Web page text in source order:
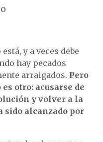
y a veces debe
hay pecados
arraigados. Pero
otro: acusarse de
y volver a la
sido alcanzado por